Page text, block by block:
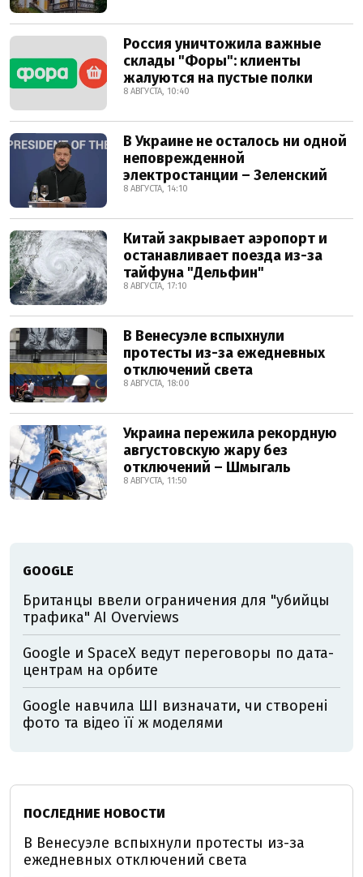
Россия уничтожила важные
склады "Форы": клиенты
жалуются на пустые полки
8 АВГУСТА, 10:40
В Украине не осталось ни одной
неповрежденной
электростанции – Зеленский
8 АВГУСТА, 14:10
Китай закрывает аэропорт и
останавливает поезда из-за
тайфуна "Дельфин"
8 АВГУСТА, 17:10
В Венесуэле вспыхнули
протесты из-за ежедневных
отключений света
8 АВГУСТА, 18:00
Украина пережила рекордную
августовскую жару без
отключений – Шмыгаль
8 АВГУСТА, 11:50
GOOGLE
Британцы ввели ограничения для "убийцы
трафика" AI Overviews
Google и SpaceX ведут переговоры по дата-
центрам на орбите
Google навчила ШІ визначати, чи створені
фото та відео її ж моделями
ПОСЛЕДНИЕ НОВОСТИ
В Венесуэле вспыхнули протесты из-за
ежедневных отключений света